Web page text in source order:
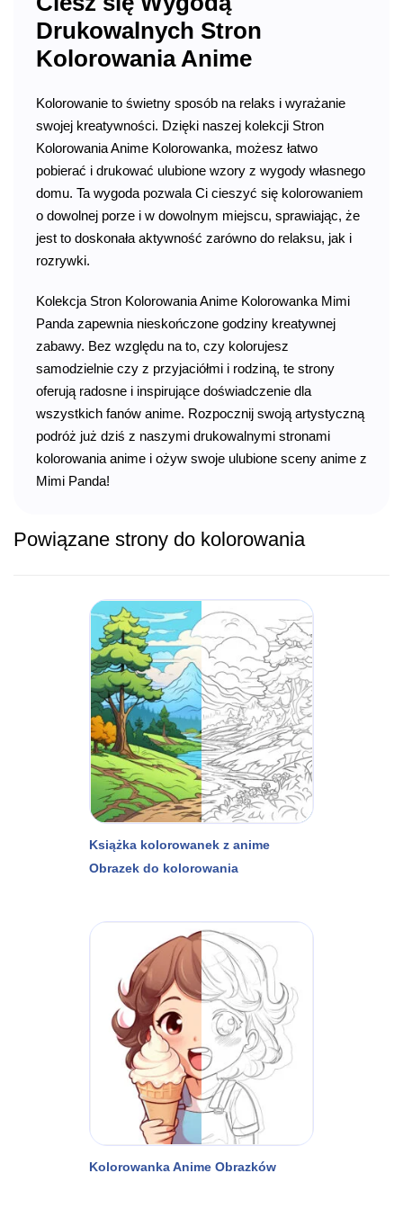
Drukowalnych Stron
Kolorowania Anime
Kolorowanie to świetny sposób na relaks i wyrażanie
swojej kreatywności. Dzięki naszej kolekcji Stron
Kolorowania Anime Kolorowanka, możesz łatwo
pobierać i drukować ulubione wzory z wygody własnego
domu. Ta wygoda pozwala Ci cieszyć się kolorowaniem
o dowolnej porze i w dowolnym miejscu, sprawiając, że
jest to doskonała aktywność zarówno do relaksu, jak i
rozrywki.
Kolekcja Stron Kolorowania Anime Kolorowanka Mimi
Panda zapewnia nieskończone godziny kreatywnej
zabawy. Bez względu na to, czy kolorujesz
samodzielnie czy z przyjaciółmi i rodziną, te strony
oferują radosne i inspirujące doświadczenie dla
wszystkich fanów anime. Rozpocznij swoją artystyczną
podróż już dziś z naszymi drukowalnymi stronami
kolorowania anime i ożyw swoje ulubione sceny anime z
Mimi Panda!
Powiązane strony do kolorowania
Książka kolorowanek z anime
Obrazek do kolorowania
Kolorowanka Anime Obrazków